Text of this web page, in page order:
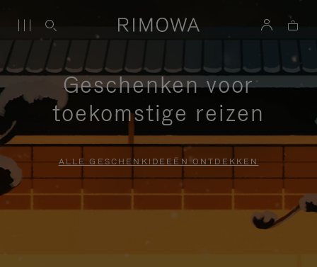
Geschenken voor
toekomstige reizen
ALLE GESCHENKIDEEËN ONTDEKKEN